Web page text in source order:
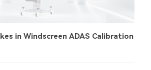
in Windscreen ADAS Calibration